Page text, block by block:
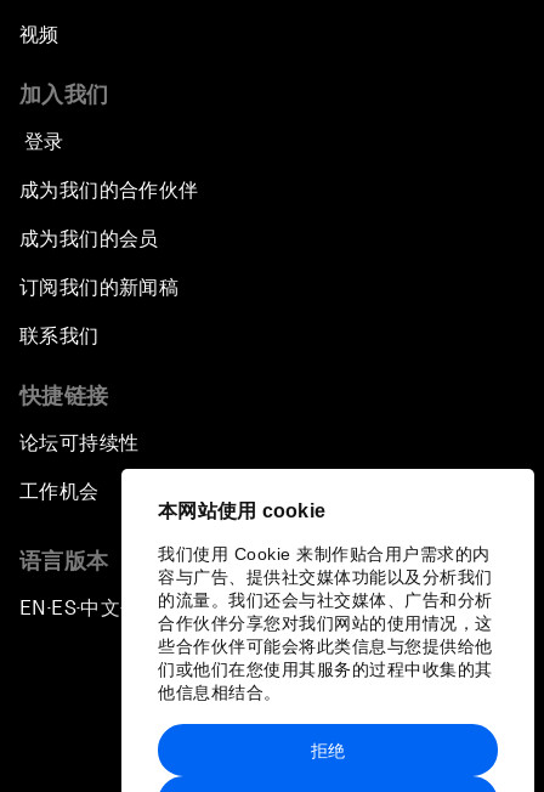
本网站使用 cookie
我们使用 Cookie 来制作贴合用户需求的内
容与广告、提供社交媒体功能以及分析我们
的流量。我们还会与社交媒体、广告和分析
合作伙伴分享您对我们网站的使用情况，这
些合作伙伴可能会将此类信息与您提供给他
们或他们在您使用其服务的过程中收集的其
他信息相结合。
拒绝
视频
加入我们
登录
成为我们的合作伙伴
成为我们的会员
订阅我们的新闻稿
联系我们
快捷链接
论坛可持续性
工作机会
语言版本
EN ▪ ES▪中文▪ 日本語